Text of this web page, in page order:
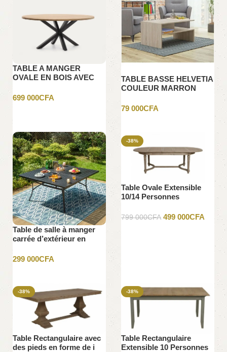
TABLE A MANGER
OVALE EN BOIS AVEC
130X130X6CM
699 000CFA
TABLE BASSE HELVETIA
COULEUR MARRON
79 000CFA
Table de salle à manger
carrée d’extérieur en
trou pour parasol
299 000CFA
-38%
Table Ovale Extensible
10/14 Personnes
799 000CFA 499 000CFA
-38%
Table Rectangulaire avec
des pieds en forme de i
-38%
Table Rectangulaire
Extensible 10 Personnes